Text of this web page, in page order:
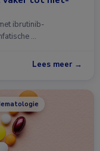
ibrutinib-
…
Lees meer →